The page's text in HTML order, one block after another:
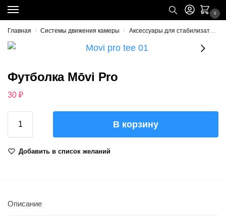
0
Главная / Системы движения камеры / Аксессуары для стабилизаторов
Футболка Mōvi Pro
30 ₽
В корзину
Добавить в список желаний
Описание